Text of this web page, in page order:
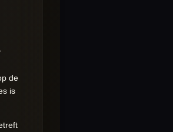
de
is